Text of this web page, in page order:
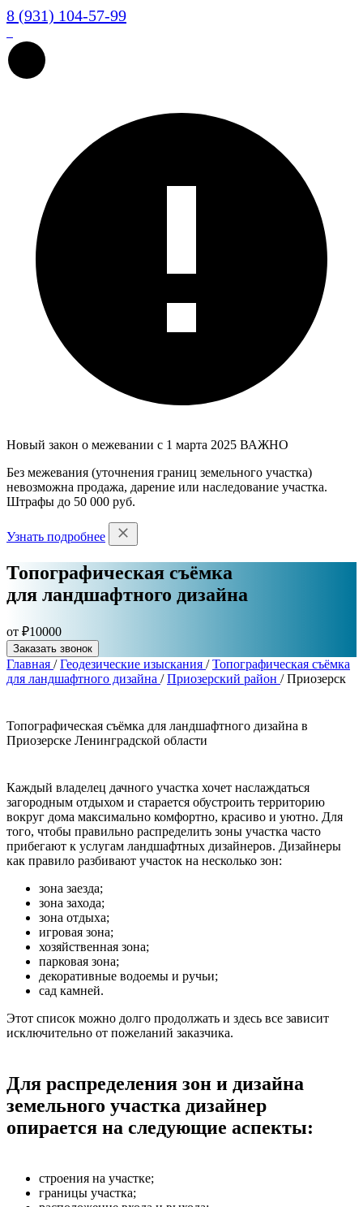
8 (931) 104-57-99
Новый закон о межевании с 1 марта 2025 ВАЖНО
Без межевания (уточнения границ земельного участка)
невозможна продажа, дарение или наследование участка.
Штрафы до 50 000 руб.
Узнать подробнее
Топографическая съёмка
для ландшафтного дизайна
от ₽10000
Заказать звонок
Главная /Геодезические изыскания /Топографическая съёмка
для ландшафтного дизайна /Приозерский район /Приозерск
Топографическая съёмка для ландшафтного дизайна в
Приозерске Ленинградской области
Каждый владелец дачного участка хочет наслаждаться
загородным отдыхом и старается обустроить территорию
вокруг дома максимально комфортно, красиво и уютно. Для
того, чтобы правильно распределить зоны участка часто
прибегают к услугам ландшафтных дизайнеров. Дизайнеры
как правило разбивают участок на несколько зон:
зона заезда;
зона захода;
зона отдыха;
игровая зона;
хозяйственная зона;
парковая зона;
декоративные водоемы и ручьи;
сад камней.
Этот список можно долго продолжать и здесь все зависит
исключительно от пожеланий заказчика.
Для распределения зон и дизайна
земельного участка дизайнер
опирается на следующие аспекты:
строения на участке;
границы участка;